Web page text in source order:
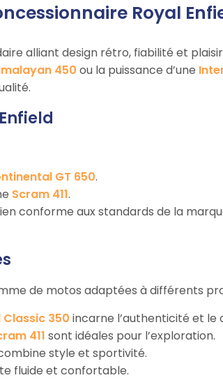
Royal
alliant design rétro, fiabilité et
450 ou la puissance d’une
GT 650.
Scram 411.
conforme aux standards de la
de motos adaptées à différents
Classic 350 incarne l’authenticité et le
411 sont idéales pour l’exploration.
style et sportivité.
fluide et confortable.